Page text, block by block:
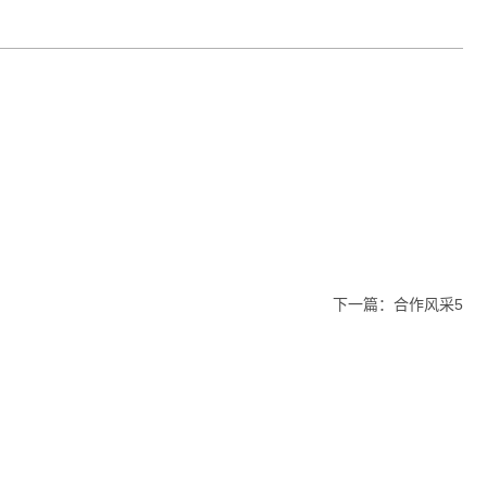
下一篇： 合作风采5